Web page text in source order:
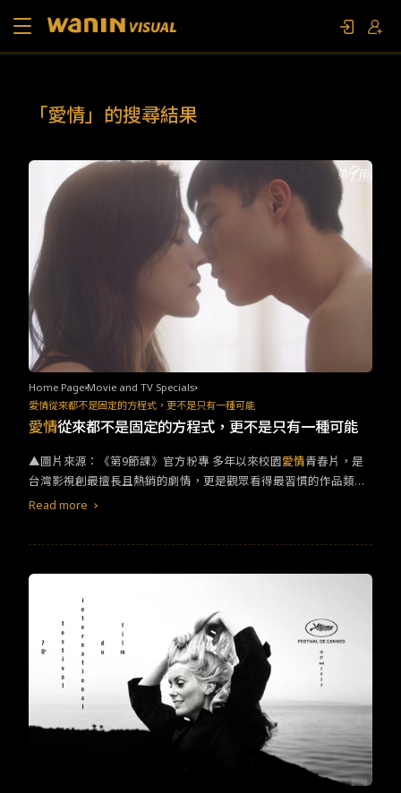
Movie and TV Specials
Contact Us
FAN EVENT
TW EN JP KR
「愛情」的搜尋結果
Home Page Movie and TV Specials
愛情從來都不是固定的方程式，更不是只有一種可能
愛情從來都不是固定的方程式，更不是只有一種可能
▲圖片來源：《第9節課》官方粉專 多年以來校園愛情青春片，是
台灣影視創最擅長且熱銷的劇情，更是觀眾看得最習慣的作品類
型。而除了最正統的青春純愛以外，許多被認為是禁忌的戀愛題材
課》，由王麗文執導，男女主角分別由許瑋甯、陳昊森擔綱演出。
劇中描述國文老師陳孟筠(許瑋甯 飾)進入南一高中教書，被愛惹事
的資優生張一翔(陳昊森 飾)給盯上，雖然開始頻頻刁難，但不對盤
兩人也迅速萌生曖昧情愫，發展出一段禁忌的浪漫戀情。之所以成
為禁忌，除了年齡上的差異之外，另一個原因不外乎是師生間不對
等的權利關係，在相對保守且有著各種勢力交錯的台灣環境中，更
容易掀起議論，引發令人意想不到的衝突事件。
Read more